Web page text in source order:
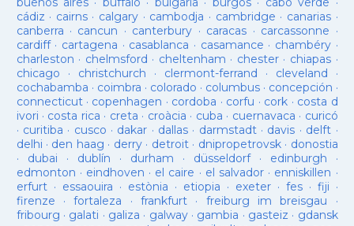
cádiz · cairns· calgary · cambodja · cambridge · canarias·
canberra · cancun · canterbury · caracas · carcassonne ·
cardiff· cartagena · casablanca · casamance · chambéry·
charleston · chelmsford · cheltenham · chester· chiapas ·
chicago · christchurch · clermont-ferrand · cleveland ·
cochabamba · coimbra · colorado · columbus· concepción ·
connecticut· copenhagen · cordoba · corfu · cork · costa d
ivori · costa rica · creta · croàcia · cuba · cuernavaca · curicó
· curitiba · cusco · dakar · dallas · darmstadt· davis · delft ·
delhi · den haag · derry· detroit· dnipropetrovsk· donostia
· dubai · dublín · durham · düsseldorf· edinburgh ·
edmonton · eindhoven · el caire · el salvador · enniskillen ·
erfurt· essaouira · estònia · etiopia · exeter· fes· fiji ·
firenze ·fortaleza · frankfurt· freiburg im breisgau ·
fribourg · galati · galiza · galway· gambia · gasteiz · gdansk